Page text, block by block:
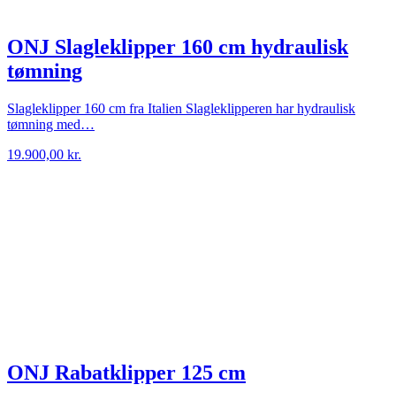
ONJ Slagleklipper 160 cm hydraulisk
tømning
Slagleklipper 160 cm fra Italien Slagleklipperen har hydraulisk
tømning med…
19.900,00 kr.
ONJ Rabatklipper 125 cm